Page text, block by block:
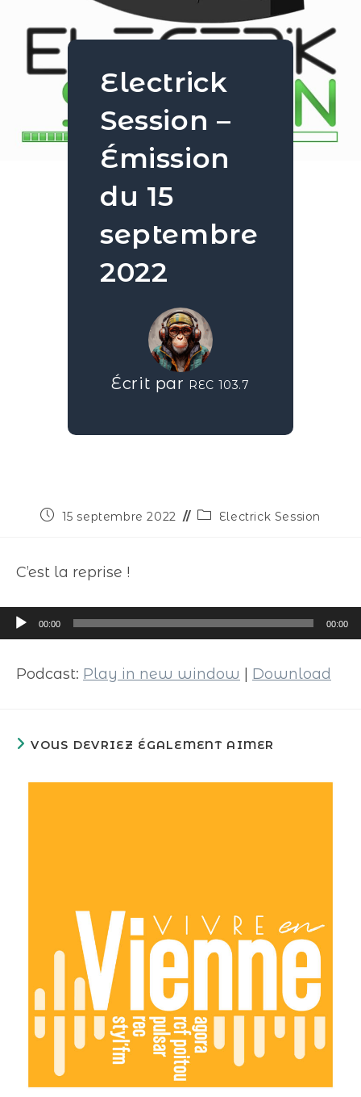
Electrick
Session –
Émission
du 15
septembre
2022
Écrit par REC 103.7
15 septembre 2022 Electrick Session
C’est la reprise !
Lecteur
audio
00:00 00:00
Podcast: Play in new window Download
VOUS DEVRIEZ ÉGALEMENT AIMER